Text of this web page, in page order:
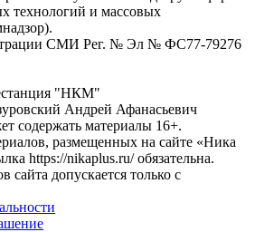
технологий и массовых
СМИ Рег. № Эл № ФС77-79276
"НКМ"
Андрей Афанасьевич
содержать материалы 16+.
размещенных на сайте «Ника
https://nikaplus.ru/ обязательна.
сайта допускается только с